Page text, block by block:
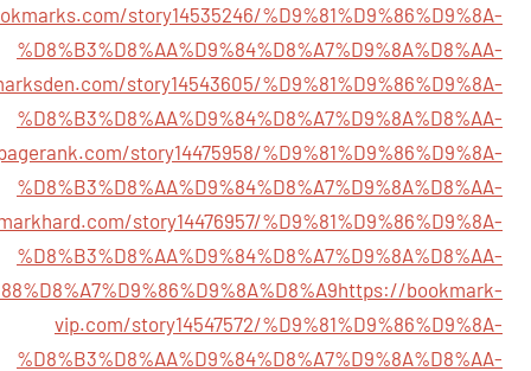
story14535246/%D9%81%D9%86%D9%8A-
%D8%B3%D8%AA%D9%84%D8%A7%D9%8A%D8%AA-
story14543605/%D9%81%D9%86%D9%8A-
%D8%B3%D8%AA%D9%84%D8%A7%D9%8A%D8%AA-
story14475958/%D9%81%D9%86%D9%8A-
%D8%B3%D8%AA%D9%84%D8%A7%D9%8A%D8%AA-
story14476957/%D9%81%D9%86%D9%8A-
%D8%B3%D8%AA%D9%84%D8%A7%D9%8A%D8%AA-
https://bookmark-
vip.com/story14547572/%D9%81%D9%86%D9%8A-
%D8%B3%D8%AA%D9%84%D8%A7%D9%8A%D8%AA-